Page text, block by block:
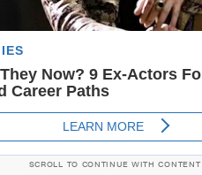
SCROLL TO CONTINUE WITH CONTENT